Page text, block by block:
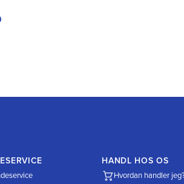
til ønskeliste
HANDL HOS OS
Hvordan handler